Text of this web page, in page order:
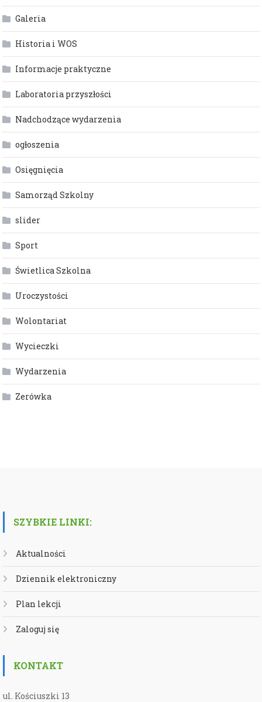
Galeria
Historia i WOS
Informacje praktyczne
Laboratoria przyszłości
Nadchodzące wydarzenia
ogłoszenia
Osięgnięcia
Samorząd Szkolny
slider
Sport
Świetlica Szkolna
Uroczystości
Wolontariat
Wycieczki
Wydarzenia
Zerówka
SZYBKIE LINKI:
Aktualności
Dziennik elektroniczny
Plan lekcji
Zaloguj się
KONTAKT
ul. Kościuszki 13